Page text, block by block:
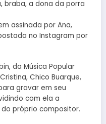
braba, a dona da porra
assinada por Ana,
no Instagram por
da Música Popular
Chico Buarque,
gravar em seu
com ela a
próprio compositor.